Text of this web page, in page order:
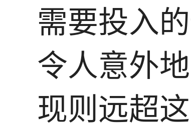
需要投入
令人意外
现则远超